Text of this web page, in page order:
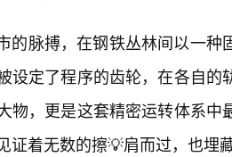
的脉搏，在钢铁丛林间以一种
设定了程序的齿轮，在各自
物，更是这套精密运转体系
证着无数的擦💡肩而过，也埋